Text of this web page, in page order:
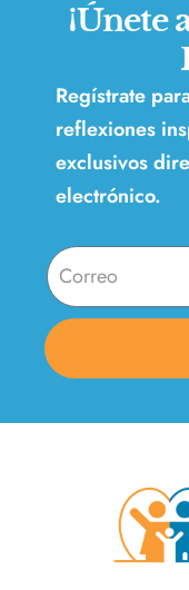
¡Únete
Regístrate
reflexiones
exclusivos
electrónico.